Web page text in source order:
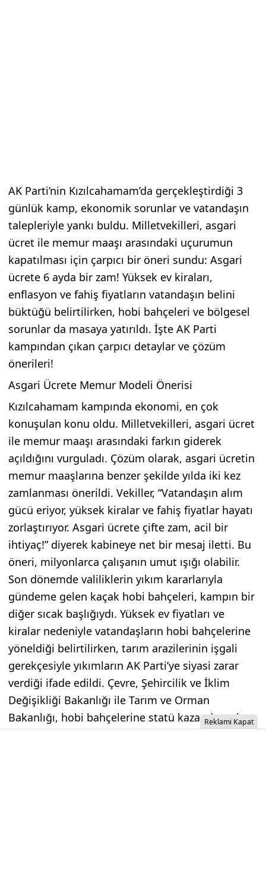
AK Parti’nin Kızılcahamam’da gerçekleştirdiği 3
günlük kamp, ekonomik sorunlar ve vatandaşın
talepleriyle yankı buldu. Milletvekilleri, asgari
ücret ile memur maaşı arasındaki uçurumun
kapatılması için çarpıcı bir öneri sundu: Asgari
ücrete 6 ayda bir zam! Yüksek ev kiraları,
enflasyon ve fahiş fiyatların vatandaşın belini
büktüğü belirtilirken, hobi bahçeleri ve bölgesel
sorunlar da masaya yatırıldı. İşte AK Parti
kampından çıkan çarpıcı detaylar ve çözüm
önerileri!
Asgari Ücrete Memur Modeli Önerisi
Kızılcahamam kampında ekonomi, en çok
konuşulan konu oldu. Milletvekilleri, asgari ücret
ile memur maaşı arasındaki farkın giderek
açıldığını vurguladı. Çözüm olarak, asgari ücretin
memur maaşlarına benzer şekilde yılda iki kez
zamlanması önerildi. Vekiller, “Vatandaşın alım
gücü eriyor, yüksek kiralar ve fahiş fiyatlar hayatı
zorlaştırıyor. Asgari ücrete çifte zam, acil bir
ihtiyaç!” diyerek kabineye net bir mesaj iletti. Bu
öneri, milyonlarca çalışanın umut ışığı olabilir.
Son dönemde valiliklerin yıkım kararlarıyla
gündeme gelen kaçak hobi bahçeleri, kampın bir
diğer sıcak başlığıydı. Yüksek ev fiyatları ve
kiralar nedeniyle vatandaşların hobi bahçelerine
yöneldiği belirtilirken, tarım arazilerinin işgali
gerekçesiyle yıkımların AK Parti’ye siyasi zarar
verdiği ifade edildi. Çevre, Şehircilik ve İklim
Değişikliği Bakanlığı ile Tarım ve Orman
Bakanlığı, hobi bahçelerine statü kazandırmak
Reklami Kapat